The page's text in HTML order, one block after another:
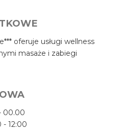
oferuje usługi wellness
masaże i zabiegi
00.00
12:00